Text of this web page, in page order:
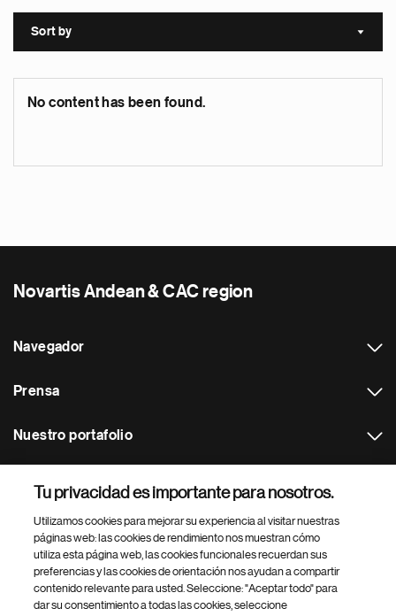
Sort by Sort
No content has been found.
Novartis Andean & CAC region
Navegador
Prensa
Nuestro portafolio
Footer Site Search
Tu privacidad es importante para nosotros.
Utilizamos cookies para mejorar su experiencia al visitar nuestras
páginas web: las cookies de rendimiento nos muestran cómo
utiliza esta página web, las cookies funcionales recuerdan sus
preferencias y las cookies de orientación nos ayudan a compartir
contenido relevante para usted. Seleccione: "Aceptar todo" para
dar su consentimiento a todas las cookies, seleccione